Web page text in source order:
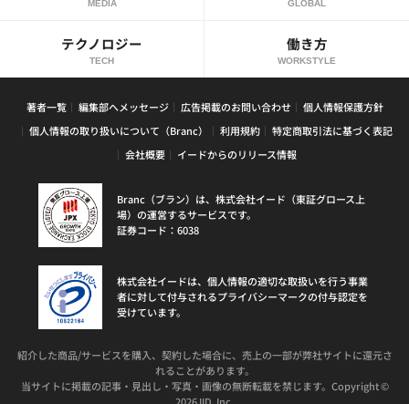
MEDIA GLOBAL
テクノロジー
TECH
働き方
WORKSTYLE
著者一覧 編集部へメッセージ 広告掲載のお問い合わせ
個人情報保護方針
個人情報の取り扱いについて（Branc）
利用規約
特定商取引法に基づく表記
会社概要
イードからのリリース情報
Branc（ブラン）は、株式会社イード（東証グロース上
場）の運営するサービスです。
証券コード：6038
株式会社イードは、個人情報の適切な取扱いを行う事業
者に対して付与されるプライバシーマークの付与認定を
受けています。
紹介した商品/サービスを購入、契約した場合に、売上の一部が弊社サイトに還元さ
れることがあります。
当サイトに掲載の記事・見出し・写真・画像の無断転載を禁じます。Copyright ©
2026 IID, Inc.